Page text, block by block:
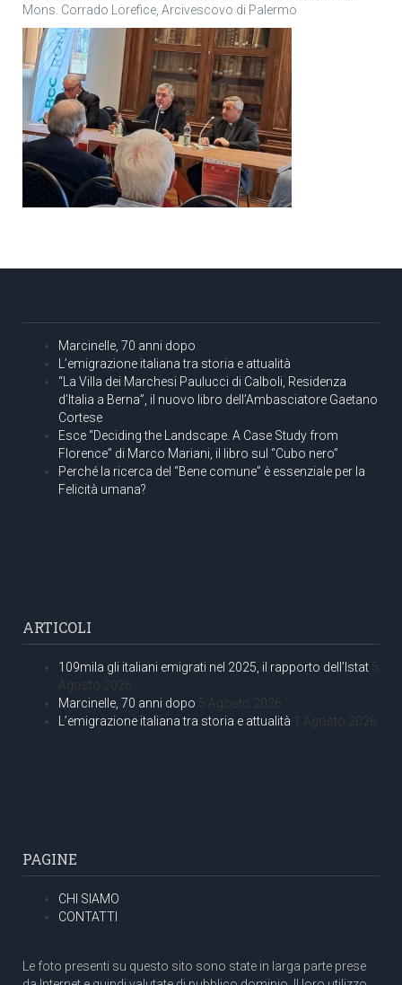
Mons. Corrado Lorefice, Arcivescovo di Palermo
Marcinelle, 70 anni dopo
L’emigrazione italiana tra storia e attualità
“La Villa dei Marchesi Paulucci di Calboli, Residenza
d’Italia a Berna”, il nuovo libro dell’Ambasciatore Gaetano
Cortese
Esce “Deciding the Landscape. A Case Study from
Florence” di Marco Mariani, il libro sul “Cubo nero”
Perché la ricerca del “Bene comune” è essenziale per la
Felicità umana?
ARTICOLI
109mila gli italiani emigrati nel 2025, il rapporto dell’Istat 5
Agosto 2026
Marcinelle, 70 anni dopo 5 Agosto 2026
L’emigrazione italiana tra storia e attualità 1 Agosto 2026
PAGINE
CHI SIAMO
CONTATTI
Le foto presenti su questo sito sono state in larga parte prese